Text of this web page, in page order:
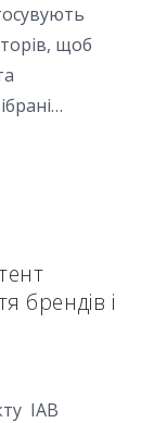
щоб
брендів і
IAB